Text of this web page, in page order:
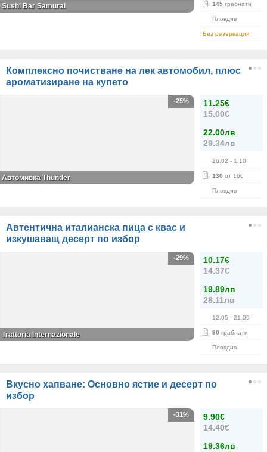
145 грабнати
Пловдив
Без резервация
Sushi Bar Samurai
Комплексно почистване на лек автомобил, плюс
ароматизиране на купето
11.25€
15.00€
22.00лв
29.34лв
26.02 - 1.10
130 от 160
Пловдив
-25%
Автомивка Thunder
Автентична италианска пица с квас и
изкушаващ десерт по избор
10.17€
14.37€
19.89лв
28.11лв
12.05 - 21.09
90 грабнати
Пловдив
-29%
Trattoria Internazionale
Вкусно хапване: Основно ястие и десерт по
избор
9.90€
14.40€
19.36лв
-31%